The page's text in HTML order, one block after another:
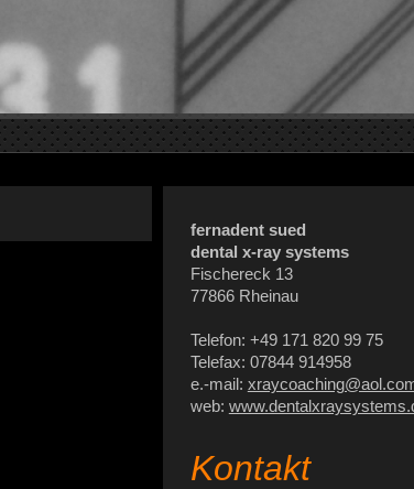
fernadent sued
dental x-ray systems
Fischereck 13
77866 Rheinau
Telefon: +49 171 820 99 75
Telefax: 07844 914958
e.-mail:
web:
Kontakt